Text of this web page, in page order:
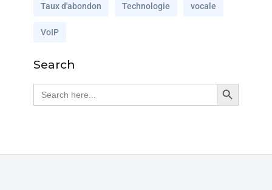
Taux d'abondon Technologie vocale
VoIP
Search
Search
for:
Search Button